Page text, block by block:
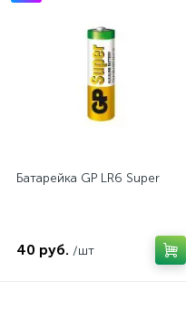
Батарейка GP LR6 Super
40 руб. /шт